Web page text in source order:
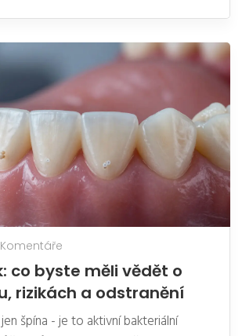
0 Komentáře
co byste měli vědět o
rizikách a odstranění
špína - je to aktivní bakteriální